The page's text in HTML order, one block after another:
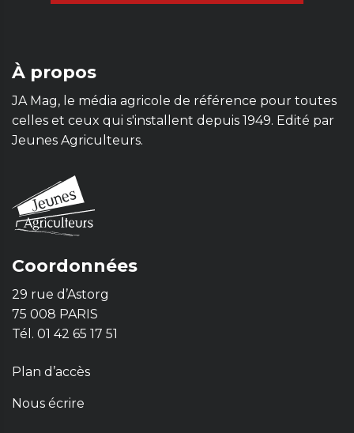
À propos
JA Mag, le média agricole de référence pour toutes
celles et ceux qui s'installent depuis 1949. Edité par
Jeunes Agriculteurs.
Coordonnées
29 rue d’Astorg
75 008 PARIS
Tél. 01 42 65 17 51
Plan d’accès
Nous écrire